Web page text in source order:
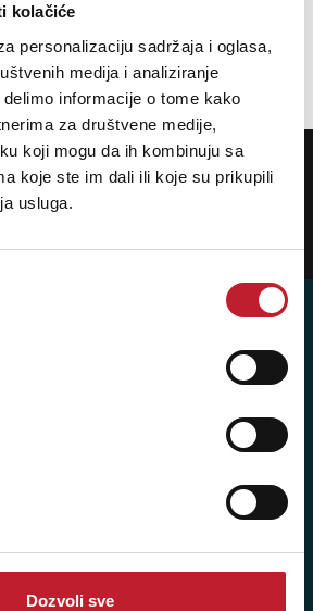
kolačiće
personalizaciju sadržaja i oglasa,
medija i analiziranje
informacije o tome kako
za društvene medije,
koji mogu da ih kombinuju sa
koje ste im dali ili koje su prikupili
usluga.
Dozvoli sve
POZOVITE NAS!
informacije o novitetima i popustima,